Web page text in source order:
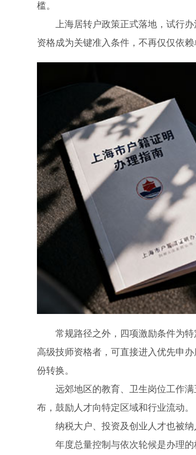
槛。
上海居转户政策正式落地，试行办
资格成为关键准入条件，不再仅仅依
常规路径之外，四项激励条件为特
高级技师资格者，可直接进入优先申
份转换。
远郊地区的教育、卫生岗位工作满
布，鼓励人才向特定区域和行业流动。
纳税大户、投资及创业人才也被纳
年度总量控制与依次轮候是办理的